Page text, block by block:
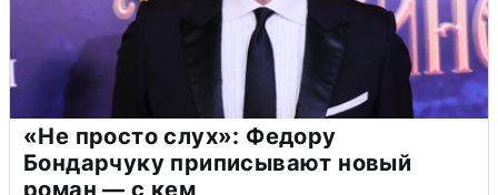
«Не просто слух»: Федору
Бондарчуку приписывают новый
роман — с кем